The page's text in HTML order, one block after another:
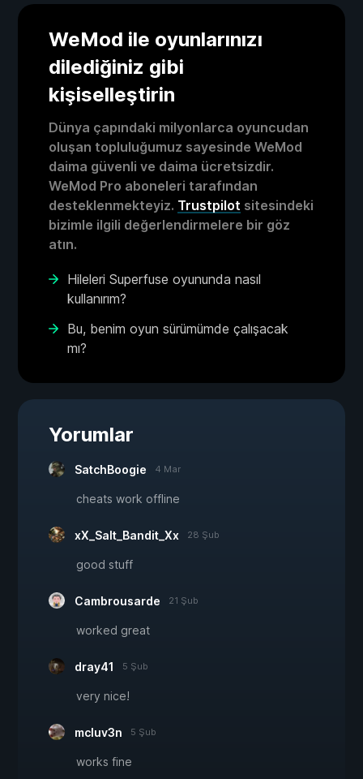
WeMod ile oyunlarınızı
dilediğiniz gibi
kişiselleştirin
Dünya çapındaki milyonlarca oyuncudan
oluşan topluluğumuz sayesinde WeMod
daima güvenli ve daima ücretsizdir.
WeMod Pro aboneleri tarafından
desteklenmekteyiz. Trustpilot sitesindeki
bizimle ilgili değerlendirmelere bir göz
atın.
Hileleri Superfuse oyununda nasıl
kullanırım?
Bu, benim oyun sürümümde çalışacak
mı?
Yorumlar
SatchBoogie 4 Mar
cheats work offline
xX_Salt_Bandit_Xx 28 Şub
good stuff
Cambrousarde 21 Şub
worked great
dray41 5 Şub
very nice!
mcluv3n 5 Şub
works fine